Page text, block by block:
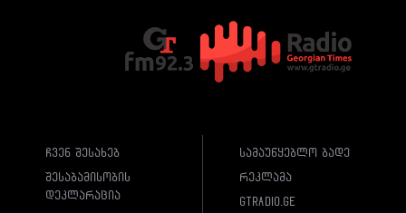
ჩვენ შესახებ
შესაბამისობის
დეკლარაცია
სამაუწყებლო ბადე
რეკლამა
gtradio.ge